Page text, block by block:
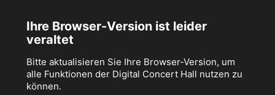
Ihre Browser-Version ist leider
veraltet
Bitte aktualisieren Sie Ihre Browser-Version, um
alle Funktionen der Digital Concert Hall nutzen zu
können.